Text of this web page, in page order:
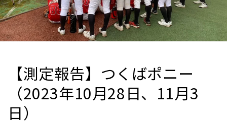
【測定報告】つくばポニー
（2023年10月28日、11月3
日）